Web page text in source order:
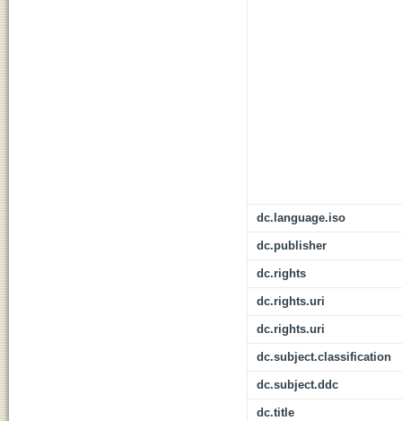
dc.language.iso
dc.publisher
dc.rights
dc.rights.uri
dc.rights.uri
dc.subject.classification
dc.subject.ddc
dc.title